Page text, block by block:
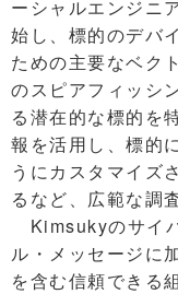
ーシャルエンジニ
始し、標的のデバ
ための主要なベク
のスピアフィッシ
る潜在的な標的を
報を活用し、標的
うにカスタマイズ
るなど、広範な調
Kimsukyのサイ
ル・メッセージに
を含む信頼できる